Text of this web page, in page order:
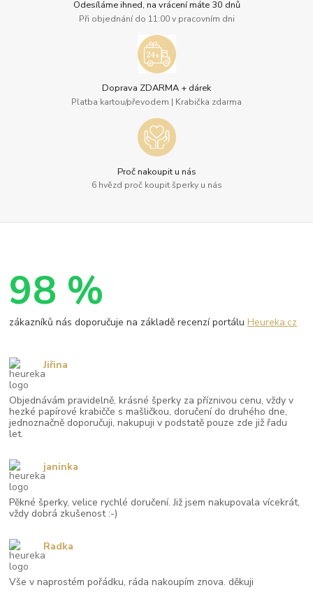
Odesíláme ihned, na vrácení máte 30 dnů
Při objednání do 11:00 v pracovním dni
Doprava ZDARMA + dárek
Platba kartou/převodem | Krabička zdarma
Proč nakoupit u nás
6 hvězd proč koupit šperky u nás
98 %
zákazníků nás doporučuje na základě recenzí portáluHeureka.cz
Objednávám pravidelně, krásné šperky za příznivou cenu, vždy v
hezké papírové krabičče s mašličkou, doručení do druhého dne,
jednoznačně doporučuji, nakupuji v podstatě pouze zde již řadu
let.
Jiřina
Pěkné šperky, velice rychlé doručení. Již jsem nakupovala vícekrát,
vždy dobrá zkušenost :-)
janinka
Vše v naprostém pořádku, ráda nakoupím znova. děkuji
Radka